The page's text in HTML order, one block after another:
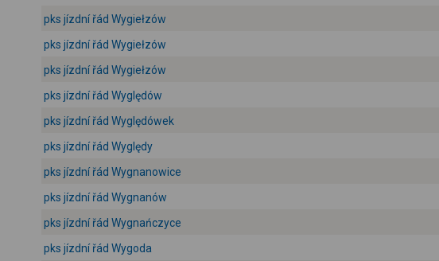
pks jízdní řád Wygiełzów
pks jízdní řád Wygiełzów
pks jízdní řád Wygiełzów
pks jízdní řád Wyględów
pks jízdní řád Wyględówek
pks jízdní řád Wyględy
pks jízdní řád Wygnanowice
pks jízdní řád Wygnanów
pks jízdní řád Wygnańczyce
pks jízdní řád Wygoda